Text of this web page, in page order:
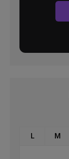
L M